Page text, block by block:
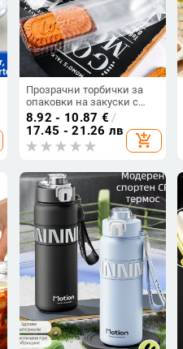
Прозрачни торбички за
опаковки на закуски с
термо-запечатване: 100
прозрачни вътрешни
тави; 50 матирани
торбички за запечатване;
запечатване
8.92 - 10.87 € /
17.45 - 21.26 лв
add_shopping_cart